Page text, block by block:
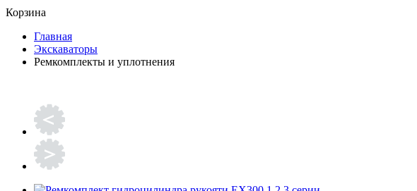
Корзина
Главная
Экскаваторы
Ремкомплекты и уплотнения